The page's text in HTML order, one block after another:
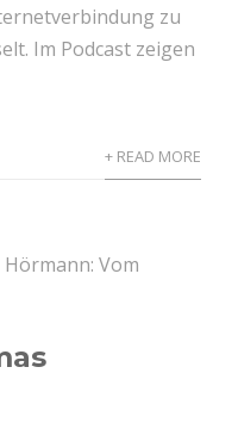
zu
Im Podcast zeigen
+ READ MORE